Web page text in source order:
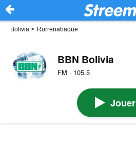
Bolivia > Rurrenabaque
BBN Bolivia
FM · 105.5
Jouer